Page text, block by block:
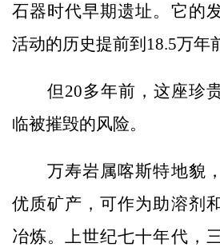
石器时代早期遗址。它的
活动的历史提前到18.5万年
但20多年前，这座珍贵
临被摧毁的风险。
万寿岩属喀斯特地貌，
优质矿产，可作为助溶剂
冶炼。上世纪七十年代，